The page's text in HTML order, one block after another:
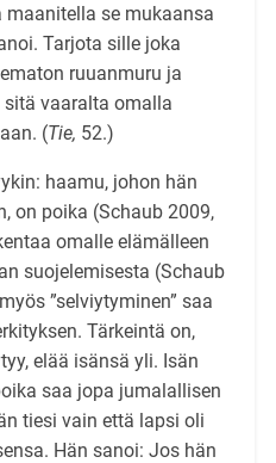
maanitella se mukaansa
Tarjota sille joka
ruuanmuru ja
vaaralta omalla
(Tie, 52.)
haamu, johon hän
on poika (Schaub 2009,
omalle elämälleen
suojelemisesta (Schaub
”selviytyminen” saa
Tärkeintä on,
elää isänsä yli. Isän
saa jopa jumalallisen
tiesi vain että lapsi oli
Hän sanoi: Jos hän